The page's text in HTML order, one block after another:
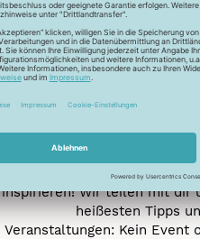
jetzt unseren exklusiven
und Rabatte: Als
neuesten Stofftrends der
Lass dich von
inspirieren! Wir teilen mit dir
heißesten Tipps
Veranstaltungen: Kein Event